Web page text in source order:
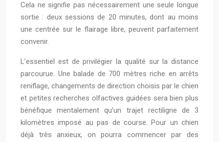
Cela ne signifie pas nécessairement une seule longue
sortie : deux sessions de 20 minutes, dont au moins
une centrée sur le flairage libre, peuvent parfaitement
convenir.
L’essentiel est de privilégier la qualité sur la distance
parcourue. Une balade de 700 mètres riche en arrêts
reniflage, changements de direction choisis par le chien
et petites recherches olfactives guidées sera bien plus
bénéfique mentalement qu’un trajet rectiligne de 3
kilomètres imposé au pas de course. Pour un chien
déjà très anxieux, on pourra commencer par des